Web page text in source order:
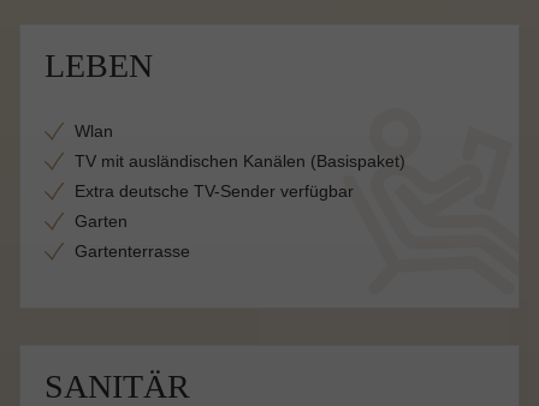
LEBEN
Wlan
TV mit ausländischen Kanälen (Basispaket)
Extra deutsche TV-Sender verfügbar
Garten
Gartenterrasse
SANITÄR